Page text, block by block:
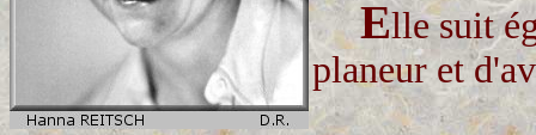
Elle suit
planeur et